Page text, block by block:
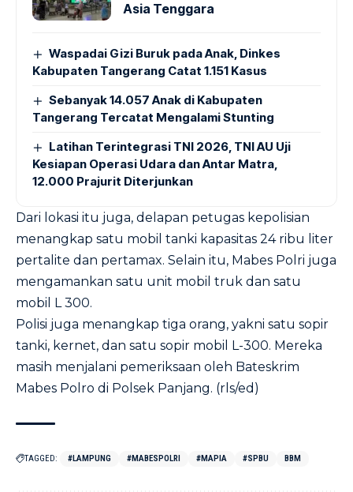
Asia Tenggara
Waspadai Gizi Buruk pada Anak, Dinkes
Kabupaten Tangerang Catat 1.151 Kasus
Sebanyak 14.057 Anak di Kabupaten
Tangerang Tercatat Mengalami Stunting
Latihan Terintegrasi TNI 2026, TNI AU Uji
Kesiapan Operasi Udara dan Antar Matra,
12.000 Prajurit Diterjunkan
Dari lokasi itu juga, delapan petugas kepolisian
menangkap satu mobil tanki kapasitas 24 ribu liter
pertalite dan pertamax. Selain itu, Mabes Polri juga
mengamankan satu unit mobil truk dan satu
mobil L 300.
Polisi juga menangkap tiga orang, yakni satu sopir
tanki, kernet, dan satu sopir mobil L-300. Mereka
masih menjalani pemeriksaan oleh Bateskrim
Mabes Polro di Polsek Panjang. (rls/ed)
TAGGED: #LAMPUNG #MABESPOLRI #MAPIA #SPBU BBM